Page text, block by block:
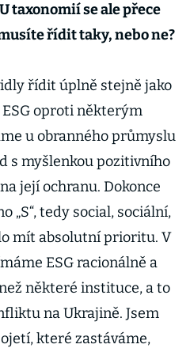
taxonomií se ale přece
řídit taky, nebo ne?
řídit úplně stejně jako
oproti některým
u obranného průmyslu
s myšlenkou pozitivního
její ochranu. Dokonce
„S“, tedy social, sociální,
mít absolutní prioritu. V
ESG racionálně a
některé instituce, a to
na Ukrajině. Jsem
které zastáváme,